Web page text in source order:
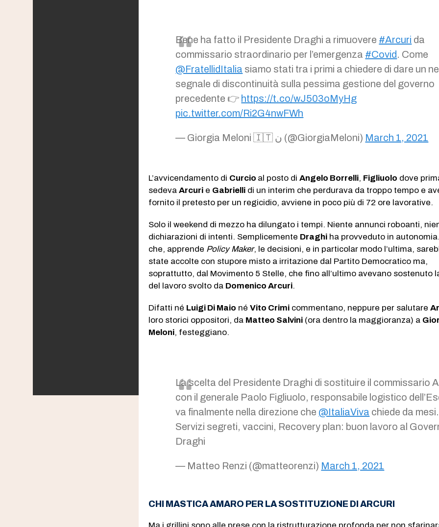
Bene ha fatto il Presidente Draghi a rimuovere #Arcuri da
commissario straordinario per l’emergenza #Covid. Come
@FratellidItalia siamo stati tra i primi a chiedere di dare un
segnale di discontinuità sulla pessima gestione del governo
precedente 👉 https://t.co/wJ503oMyHg
pic.twitter.com/Ri2G4nwFWh
— Giorgia Meloni 🇮🇹 ن (@GiorgiaMeloni) March 1, 2021
L’avvicendamento di Curcio al posto diAngelo Borrelli, Figliuolo dove
sedevaArcuri e Gabrielli di un interim che perdurava da troppo tempo e
fornito il pretesto per un regicidio, avviene in poco più di 72 ore lavorative.
Solo il weekend di mezzo ha dilungato i tempi. Niente annunci roboanti,
dichiarazioni di intenti. Semplicemente Draghi ha provveduto in
che, apprende Policy Maker, le decisioni, e in particolar modo l’ultima,
state accolte con stupore misto a irritazione dal Partito Democratico ma,
soprattutto, dal Movimento 5 Stelle, che fino all’ultimo avevano sostenuto
del lavoro svolto da Domenico Arcuri.
Difatti né Luigi Di Maio néVito Crimi commentano, neppure per salutare
loro storici oppositori, da Matteo Salvini (ora dentro la maggioranza) a
Meloni, festeggiano.
La scelta del Presidente Draghi di sostituire il commissario
con il generale Paolo Figliuolo, responsabile logistico
va finalmente nella direzione che @ItaliaViva chiede da
Servizi segreti, vaccini, Recovery plan: buon lavoro al
Draghi
— Matteo Renzi (@matteorenzi) March 1, 2021
CHI MASTICA AMARO PER LA SOSTITUZIONE DI ARCURI